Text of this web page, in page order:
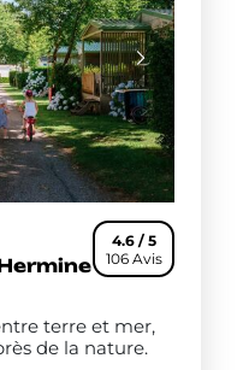
4.6 / 5
106 Avis
terre et mer,
de la nature.